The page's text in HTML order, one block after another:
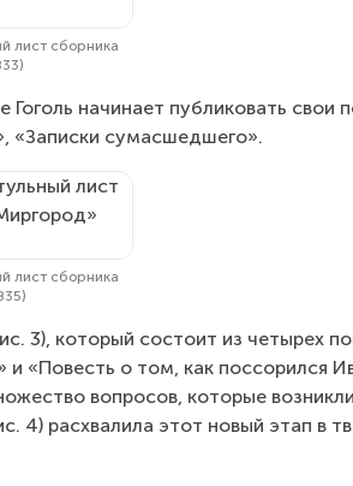
лист сборника
начинает публиковать свои
«Записки сумасшедшего».
лист сборника
3), который состоит из четырех
«Повесть о том, как поссорился
вопросов, которые
4) расхвалила этот новый этап в